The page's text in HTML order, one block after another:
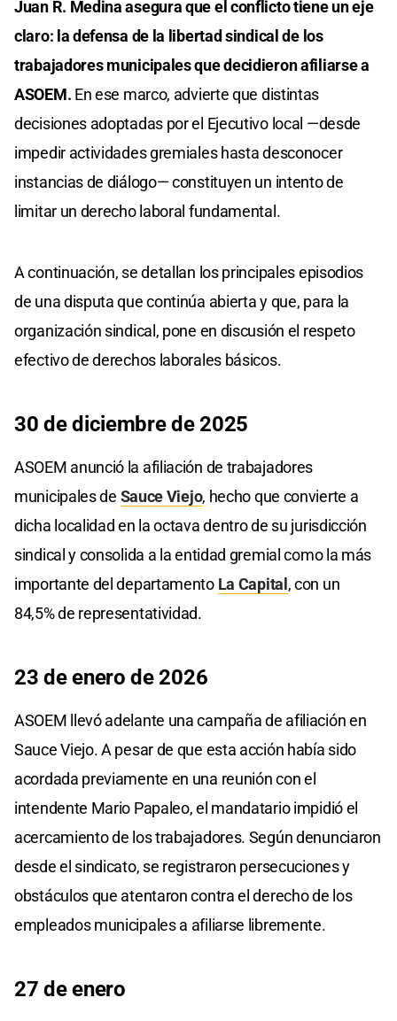
Juan R. Medina asegura que el conflicto tiene un eje
claro: la defensa de la libertad sindical de los
trabajadores municipales que decidieron afiliarse a
ASOEM. En ese marco, advierte que distintas
decisiones adoptadas por el Ejecutivo local —desde
impedir actividades gremiales hasta desconocer
instancias de diálogo— constituyen un intento de
limitar un derecho laboral fundamental.
A continuación, se detallan los principales episodios
de una disputa que continúa abierta y que, para la
organización sindical, pone en discusión el respeto
efectivo de derechos laborales básicos.
30 de diciembre de 2025
ASOEM anunció la afiliación de trabajadores
municipales de Sauce Viejo, hecho que convierte a
dicha localidad en la octava dentro de su jurisdicción
sindical y consolida a la entidad gremial como la más
importante del departamento La Capital, con un
84,5% de representatividad.
23 de enero de 2026
ASOEM llevó adelante una campaña de afiliación en
Sauce Viejo. A pesar de que esta acción había sido
acordada previamente en una reunión con el
intendente Mario Papaleo, el mandatario impidió el
acercamiento de los trabajadores. Según denunciaron
desde el sindicato, se registraron persecuciones y
obstáculos que atentaron contra el derecho de los
empleados municipales a afiliarse libremente.
27 de enero